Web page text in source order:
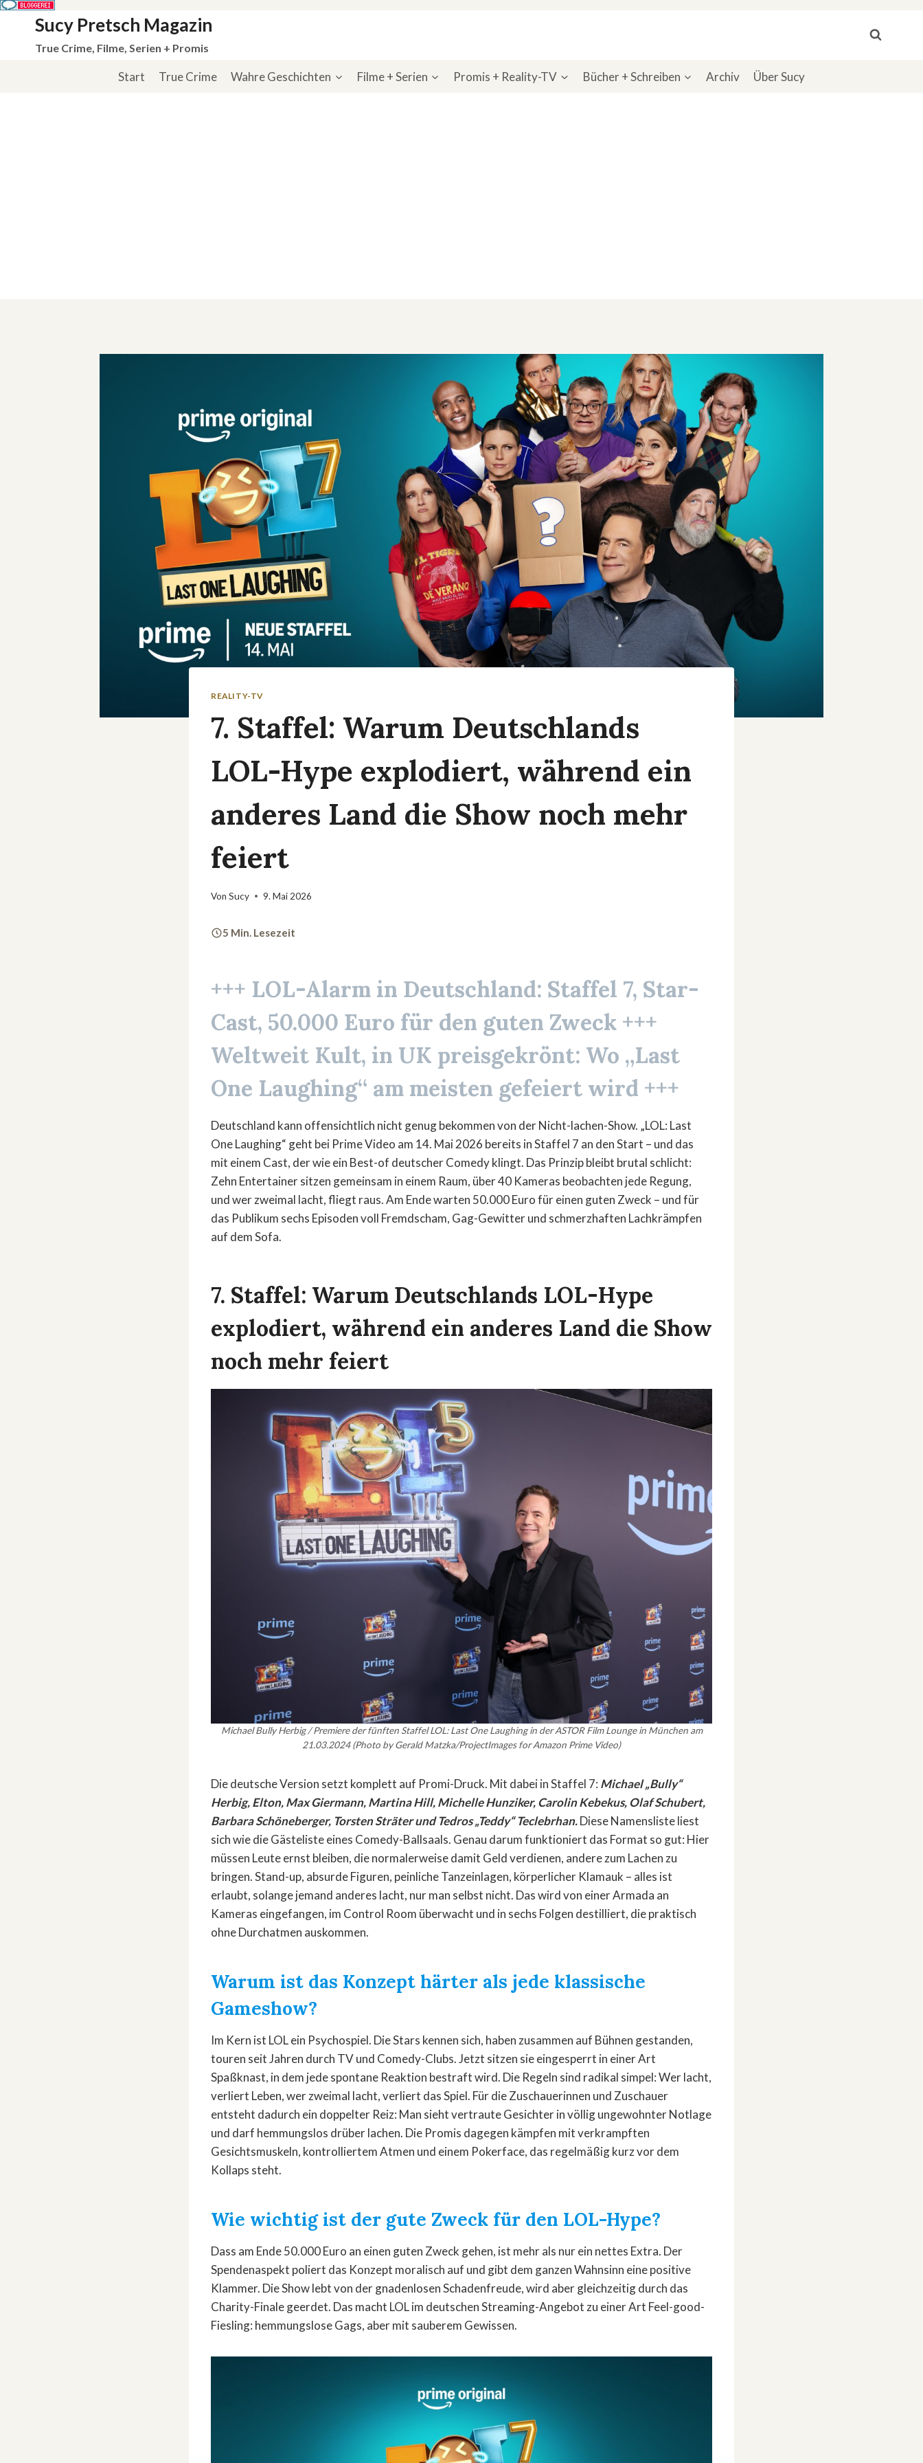
springen
Sucy Pretsch Magazin
True Crime, Filme, Serien + Promis
Start True Crime Wahre Geschichten Filme + Serien Promis + Reality-TV Bücher + Schreiben Archiv Über Sucy
REALITY-TV
7. Staffel: Warum Deutschlands
LOL-Hype explodiert, während ein
anderes Land die Show noch mehr
feiert
Von Sucy 9. Mai 2026
5 Min. Lesezeit
+++ LOL-Alarm in Deutschland: Staffel 7, Star-
Cast, 50.000 Euro für den guten Zweck +++
Weltweit Kult, in UK preisgekrönt: Wo „Last
One Laughing“ am meisten gefeiert wird +++
Deutschland kann offensichtlich nicht genug bekommen von der Nicht-lachen-Show. „LOL: Last
One Laughing“ geht bei Prime Video am 14. Mai 2026 bereits in Staffel 7 an den Start – und das
mit einem Cast, der wie ein Best-of deutscher Comedy klingt. Das Prinzip bleibt brutal schlicht:
Zehn Entertainer sitzen gemeinsam in einem Raum, über 40 Kameras beobachten jede Regung,
und wer zweimal lacht, fliegt raus. Am Ende warten 50.000 Euro für einen guten Zweck – und für
das Publikum sechs Episoden voll Fremdscham, Gag-Gewitter und schmerzhaften Lachkrämpfen
auf dem Sofa.
7. Staffel: Warum Deutschlands LOL-Hype
explodiert, während ein anderes Land die Show
noch mehr feiert
Michael Bully Herbig / Premiere der fünften Staffel LOL: Last One Laughing in der ASTOR Film Lounge in München am
21.03.2024 (Photo by Gerald Matzka/ProjectImages for Amazon Prime Video)
Die deutsche Version setzt komplett auf Promi-Druck. Mit dabei in Staffel 7: Michael „Bully“
Herbig, Elton, Max Giermann, Martina Hill, Michelle Hunziker, Carolin Kebekus, Olaf Schubert,
Barbara Schöneberger, Torsten Sträter und Tedros „Teddy“ Teclebrhan.Diese Namensliste liest
sich wie die Gästeliste eines Comedy-Ballsaals. Genau darum funktioniert das Format so gut: Hier
müssen Leute ernst bleiben, die normalerweise damit Geld verdienen, andere zum Lachen zu
bringen. Stand-up, absurde Figuren, peinliche Tanzeinlagen, körperlicher Klamauk – alles ist
erlaubt, solange jemand anderes lacht, nur man selbst nicht. Das wird von einer Armada an
Kameras eingefangen, im Control Room überwacht und in sechs Folgen destilliert, die praktisch
ohne Durchatmen auskommen.
Warum ist das Konzept härter als jede klassische
Gameshow?
Im Kern ist LOL ein Psychospiel. Die Stars kennen sich, haben zusammen auf Bühnen gestanden,
touren seit Jahren durch TV und Comedy-Clubs. Jetzt sitzen sie eingesperrt in einer Art
Spaßknast, in dem jede spontane Reaktion bestraft wird. Die Regeln sind radikal simpel: Wer lacht,
verliert Leben, wer zweimal lacht, verliert das Spiel. Für die Zuschauerinnen und Zuschauer
entsteht dadurch ein doppelter Reiz: Man sieht vertraute Gesichter in völlig ungewohnter Notlage
und darf hemmungslos drüber lachen. Die Promis dagegen kämpfen mit verkrampften
Gesichtsmuskeln, kontrolliertem Atmen und einem Pokerface, das regelmäßig kurz vor dem
Kollaps steht.
Wie wichtig ist der gute Zweck für den LOL-Hype?
Dass am Ende 50.000 Euro an einen guten Zweck gehen, ist mehr als nur ein nettes Extra. Der
Spendenaspekt poliert das Konzept moralisch auf und gibt dem ganzen Wahnsinn eine positive
Klammer. Die Show lebt von der gnadenlosen Schadenfreude, wird aber gleichzeitig durch das
Charity-Finale geerdet. Das macht LOL im deutschen Streaming-Angebot zu einer Art Feel-good-
Fiesling: hemmungslose Gags, aber mit sauberem Gewissen.